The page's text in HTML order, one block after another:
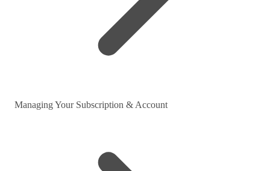
Managing Your Subscription & Account